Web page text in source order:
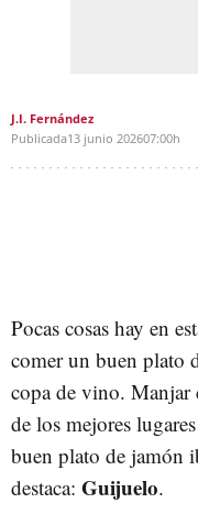
J.I. Fernández
Publicada13 junio 202607:00h
Pocas cosas hay en
comer un buen plato
copa de vino. Manjar
de los mejores
buen plato de jamón
destaca: Guijuelo.